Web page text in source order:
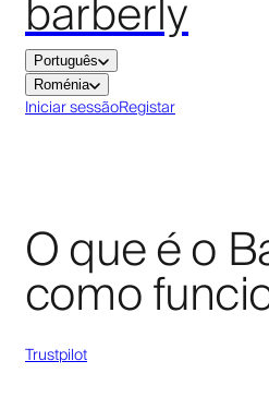
barberly
Português
Roménia
Iniciar sessãoRegistar
O que é o
como
Trustpilot